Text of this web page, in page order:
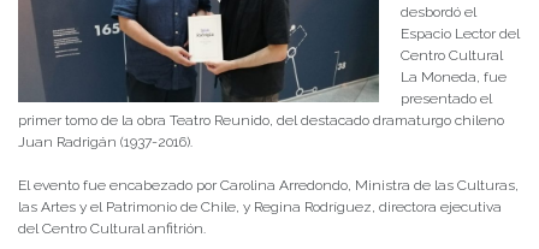
desbordó el
Espacio Lector del
Centro Cultural
La Moneda, fue
presentado el
primer tomo de la obra Teatro Reunido, del destacado dramaturgo chileno
Juan Radrigán (1937-2016).
El evento fue encabezado por Carolina Arredondo, Ministra de las Culturas,
las Artes y el Patrimonio de Chile, y Regina Rodríguez, directora ejecutiva
del Centro Cultural anfitrión.